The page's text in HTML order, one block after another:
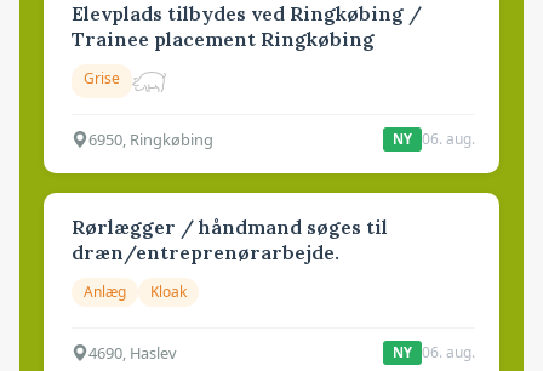
Elevplads tilbydes ved Ringkøbing /
Trainee placement Ringkøbing
Grise
6950, Ringkøbing NY 06. aug.
Rørlægger / håndmand søges til
dræn/entreprenørarbejde.
Anlæg Kloak
4690, Haslev NY 06. aug.